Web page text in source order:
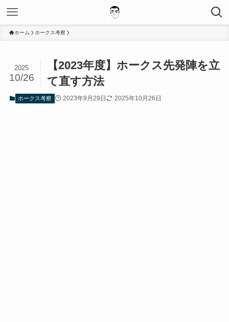
ホーム ホークス考察
【2023年度】ホークス先発陣を立
て直す方法
2025
10/26
ホークス考察 2023年9月29日 2025年10月26日